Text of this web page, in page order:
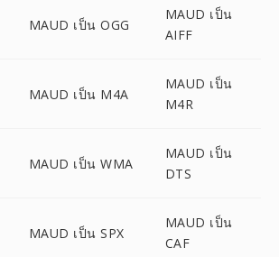
MAUD เป็น OGG
MAUD เป็น
AIFF
MAUD เป็น M4A
MAUD เป็น
M4R
MAUD เป็น WMA
MAUD เป็น
DTS
MAUD เป็น SPX
MAUD เป็น
CAF